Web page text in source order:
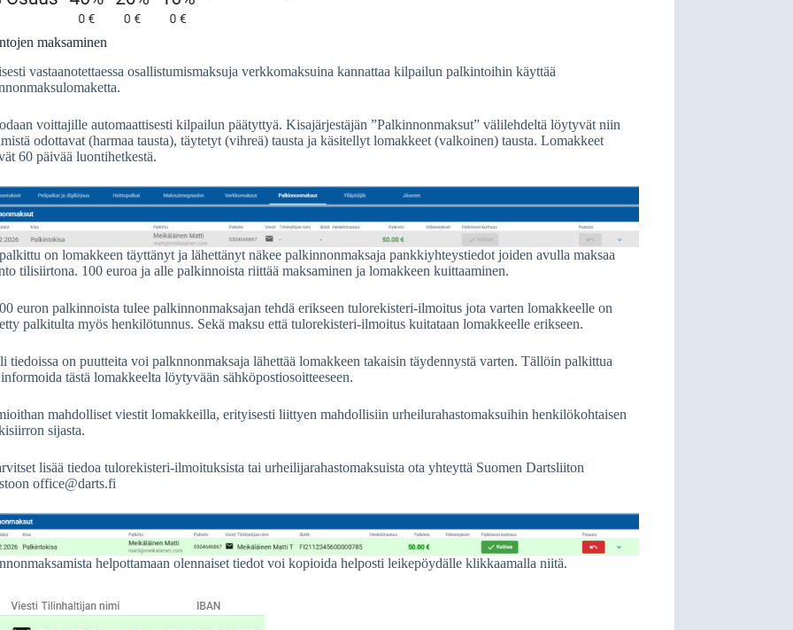
maksaminen
vastaanotettaessa osallistumismaksuja verkkomaksuina kannattaa kilpailun palkintoihin käyttää
voittajille automaattisesti kilpailun päätyttyä. Kisajärjestäjän ”Palkinnonmaksut” välilehdeltä löytyvät niin
odottavat (harmaa tausta), täytetyt (vihreä) tausta ja käsitellyt lomakkeet (valkoinen) tausta. Lomakkeet
60 päivää luontihetkestä.
on lomakkeen täyttänyt ja lähettänyt näkee palkinnonmaksaja pankkiyhteystiedot joiden avulla maksaa
tilisiirtona. 100 euroa ja alle palkinnoista riittää maksaminen ja lomakkeen kuittaaminen.
euron palkinnoista tulee palkinnonmaksajan tehdä erikseen tulorekisteri-ilmoitus jota varten lomakkeelle on
palkitulta myös henkilötunnus. Sekä maksu että tulorekisteri-ilmoitus kuitataan lomakkeelle erikseen.
tiedoissa on puutteita voi palknnonmaksaja lähettää lomakkeen takaisin täydennystä varten. Tällöin palkittua
tästä lomakkeelta löytyvään sähköpostiosoitteeseen.
mahdolliset viestit lomakkeilla, erityisesti liittyen mahdollisiin urheilurahastomaksuihin henkilökohtaisen
sijasta.
lisää tiedoa tulorekisteri-ilmoituksista tai urheilijarahastomaksuista ota yhteyttä Suomen Dartsliiton
office@darts.fi
helpottamaan olennaiset tiedot voi kopioida helposti leikepöydälle klikkaamalla niitä.